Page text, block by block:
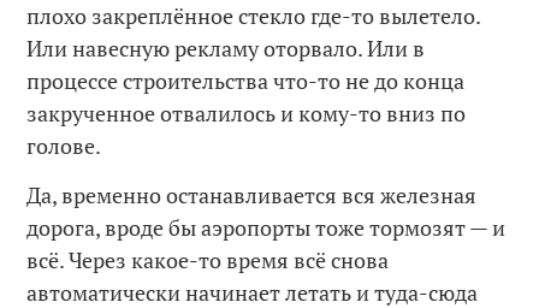
плохо закреплённое стекло где-то вылетело.
Или навесную рекламу оторвало. Или в
процессе строительства что-то не до конца
закрученное отвалилось и кому-то вниз по
голове.
Да, временно останавливается вся железная
дорога, вроде бы аэропорты тоже тормозят — и
всё. Через какое-то время всё снова
автоматически начинает летать и туда-сюда